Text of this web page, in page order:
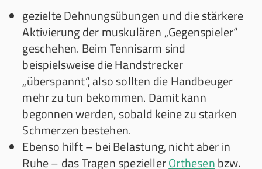
gezielte Dehnungsübungen und die stärkere
Aktivierung der muskulären „Gegenspieler“
geschehen. Beim Tennisarm sind
beispielsweise die Handstrecker
„überspannt“, also sollten die Handbeuger
mehr zu tun bekommen. Damit kann
begonnen werden, sobald keine zu starken
Schmerzen bestehen.
Ebenso hilft – bei Belastung, nicht aber in
Ruhe – das Tragen speziellerOrthesenbzw.